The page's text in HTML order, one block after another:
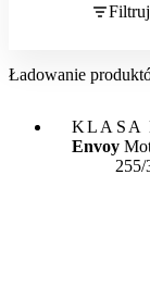
Filtruj
Ładowanie
KLASA
Envoy